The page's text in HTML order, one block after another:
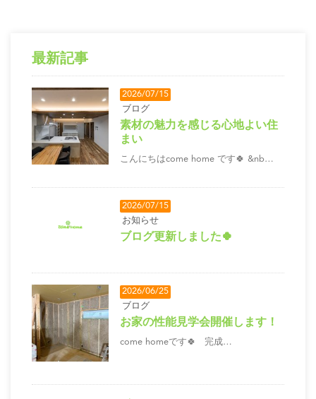
最新記事
2026/07/15
ブログ
素材の魅力を感じる心地よい住
まい
こんにちはcome home です🍀 &nb…
2026/07/15
お知らせ
ブログ更新しました🍀
2026/06/25
ブログ
お家の性能見学会開催します！
come homeです🍀 完成…